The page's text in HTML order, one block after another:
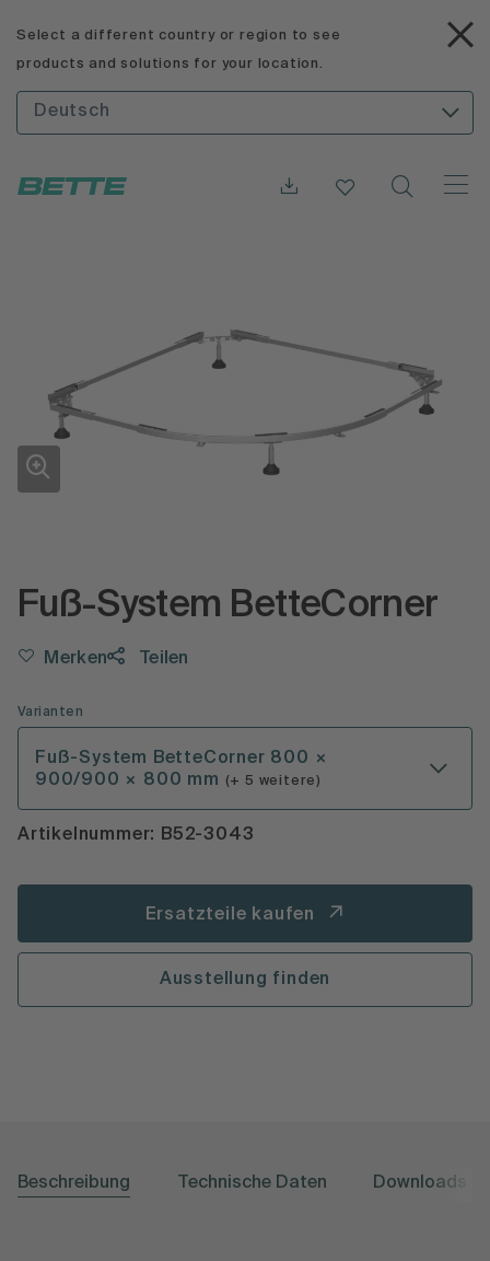
Select a different country or region to see
products and solutions for your location.
Deutsch
Fuß-System BetteCorner
Merken Teilen
Varianten
Fuß-System BetteCorner 800 ×
900/900 × 800 mm
(+ 5 weitere)
Artikelnummer: B52-3043
Ersatzteile kaufen
Ausstellung finden
Beschreibung Technische Daten Downloads